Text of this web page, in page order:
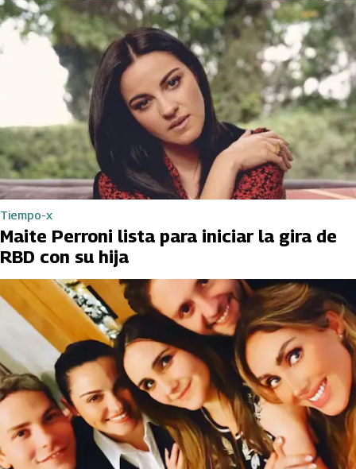
Tiempo-x
Maite Perroni lista para iniciar la gira de
RBD con su hija